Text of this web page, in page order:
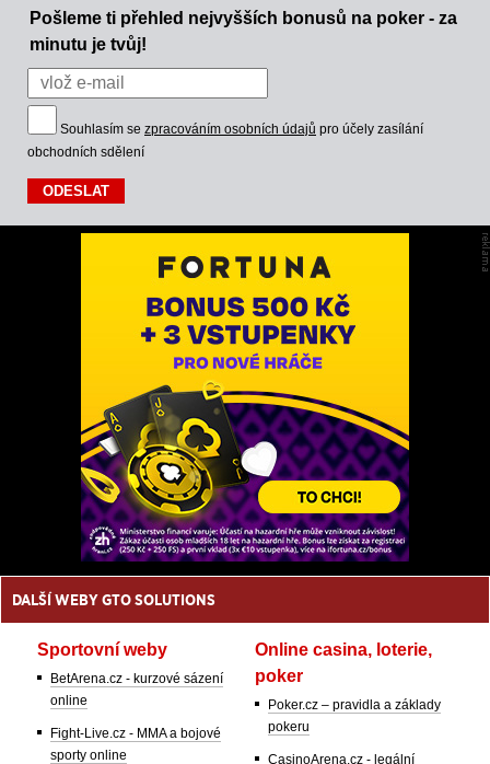
Pošleme ti přehled nejvyšších bonusů na poker - za
minutu je tvůj!
Souhlasím se zpracováním osobních údajů pro účely zasílání
obchodních sdělení
DALŠÍ WEBY GTO SOLUTIONS
Sportovní weby
BetArena.cz - kurzové sázení
online
Fight-Live.cz - MMA a bojové
sporty online
Online casina, loterie,
poker
Poker.cz – pravidla a základy
pokeru
CasinoArena.cz - legální